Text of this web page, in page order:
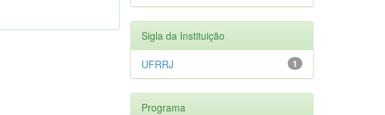
Sigla da Instituição
1
UFRRJ
Programa